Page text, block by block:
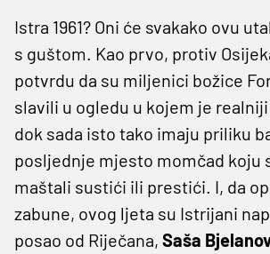
Istra 1961? Oni će svakako ovu
s guštom. Kao prvo, protiv
potvrdu da su miljenici božice
slavili u ogledu u kojem je
dok sada isto tako imaju priliku
posljednje mjesto momčad koju
maštali sustići ili prestići. I, da
zabune, ovog ljeta su Istrijani
posao od Riječana, Saša